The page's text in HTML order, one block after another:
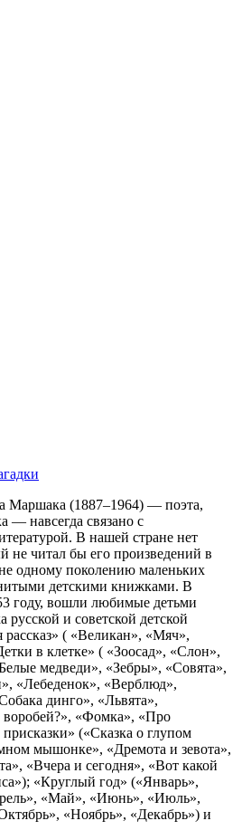
Маршака (1887–1964) — поэта,
— навсегда связано с
В нашей стране нет
не читал бы его произведений в
одному поколению маленьких
детскими книжками. В
году, вошли любимые детьми
и советской детской
рассказ» ( «Великан», «Мяч»,
в клетке» ( «Зоосад», «Слон»,
медведи», «Зебры», «Совята»,
«Лебеденок», «Верблюд»,
динго», «Львята»,
воробей?», «Фомка», «Про
(«Сказка о глупом
мышонке», «Дремота и зевота»,
«Вчера и сегодня», «Вот какой
«Круглый год» («Январь»,
«Май», «Июнь», «Июль»,
«Ноябрь», «Декабрь») и